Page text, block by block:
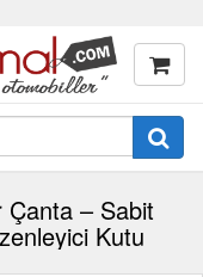
Çanta – Sabit
Kutu